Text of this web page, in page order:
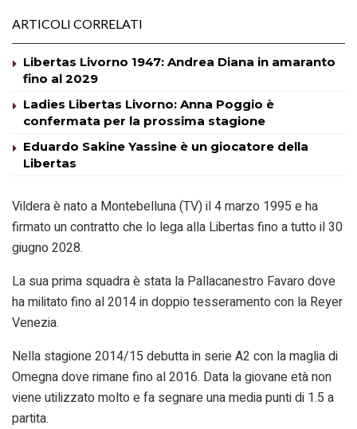
ARTICOLI CORRELATI
Libertas Livorno 1947: Andrea Diana in amaranto
fino al 2029
Ladies Libertas Livorno: Anna Poggio è
confermata per la prossima stagione
Eduardo Sakine Yassine è un giocatore della
Libertas
Vildera è nato a Montebelluna (TV) il 4 marzo 1995 e ha
firmato un contratto che lo lega alla Libertas fino a tutto il 30
giugno 2028.
La sua prima squadra è stata la Pallacanestro Favaro dove
ha militato fino al 2014 in doppio tesseramento con la Reyer
Venezia.
Nella stagione 2014/15 debutta in serie A2 con la maglia di
Omegna dove rimane fino al 2016. Data la giovane età non
viene utilizzato molto e fa segnare una media punti di 1.5 a
partita.